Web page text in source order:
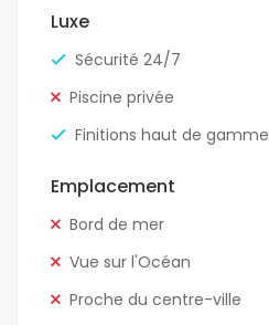
Luxe
Sécurité 24/7
Piscine privée
Finitions haut de gamme
Emplacement
Bord de mer
Vue sur l'Océan
Proche du centre-ville